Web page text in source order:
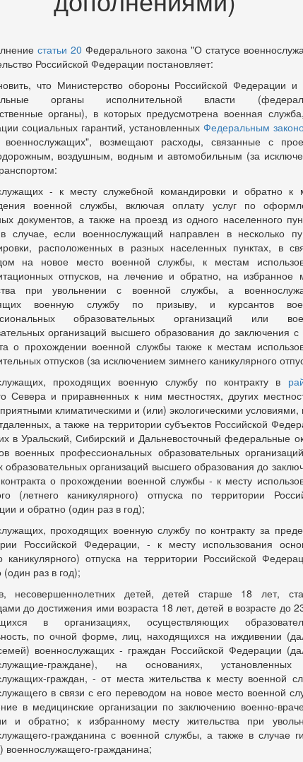
статьи 20 Федерального закона "О статусе
Российской Федерации постановляет:
что Министерство обороны Российской Федерации
органы исполнительной власти
органы), в которых предусмотрена военная
социальных гарантий, установленныхФедеральным
военнослужащих", возмещают расходы, связанные с
воздушным, водным и автомобильным (за
- к месту служебной командировки и обратно к
военной службы, включая оплату услуг по
документов, а также на проезд из одного населенного
случае, если военнослужащий направлен в несколько
расположенных в разных населенных пунктах, в
на новое место военной службы, к местам
отпусков, на лечение и обратно, на избранное
при увольнении с военной службы, а
военную службу по призыву, и курсантов
образовательных организаций или
организаций высшего образования до заключения
о прохождении военной службы также к местам
отпусков (за исключением зимнего каникулярного
проходящих военную службу по контракту в
Севера и приравненных к ним местностях, других
климатическими и (или) экологическими условиями,
а также на территории субъектов Российской
в Уральский, Сибирский и Дальневосточный федеральные
военных профессиональных образовательных
образовательных организаций высшего образования до
о прохождении военной службы - к месту
(летнего каникулярного) отпуска по территории
и обратно (один раз в год);
проходящих военную службу по контракту за
Российской Федерации, - к месту использования
каникулярного) отпуска на территории Российской
(один раз в год);
несовершеннолетних детей, детей старше 18 лет,
до достижения ими возраста 18 лет, детей в возрасте до
в организациях, осуществляющих
по очной форме, лиц, находящихся на иждивении
военнослужащих - граждан Российской Федерации
граждане), на основаниях,
граждан, - от места жительства к месту военной
в связи с его переводом на новое место военной
в медицинские организации по заключению военно-
и обратно; к избранному месту жительства при
гражданина с военной службы, а также в случае
военнослужащего-гражданина;